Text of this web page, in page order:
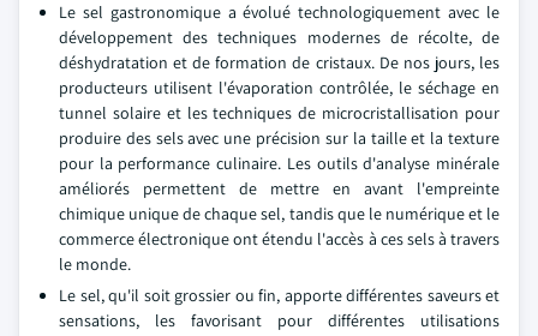
Le sel gastronomique a évolué technologiquement avec le
développement des techniques modernes de récolte, de
déshydratation et de formation de cristaux. De nos jours, les
producteurs utilisent l'évaporation contrôlée, le séchage en
tunnel solaire et les techniques de microcristallisation pour
produire des sels avec une précision sur la taille et la texture
pour la performance culinaire. Les outils d'analyse minérale
améliorés permettent de mettre en avant l'empreinte
chimique unique de chaque sel, tandis que le numérique et le
commerce électronique ont étendu l'accès à ces sels à travers
le monde.
Le sel, qu'il soit grossier ou fin, apporte différentes saveurs et
sensations, les favorisant pour différentes utilisations